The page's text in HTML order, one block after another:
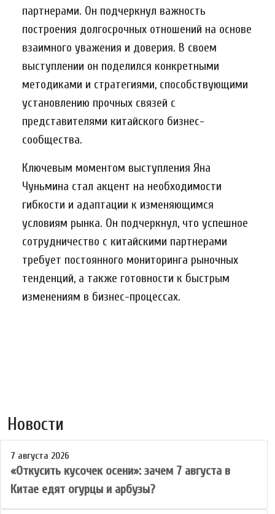
партнерами. Он подчеркнул важность
построения долгосрочных отношений на основе
взаимного уважения и доверия. В своем
выступлении он поделился конкретными
методиками и стратегиями, способствующими
установлению прочных связей с
представителями китайского бизнес-
сообщества.
Ключевым моментом выступления Яна
Чуньмина стал акцент на необходимости
гибкости и адаптации к изменяющимся
условиям рынка. Он подчеркнул, что успешное
сотрудничество с китайскими партнерами
требует постоянного мониторинга рыночных
тенденций, а также готовности к быстрым
изменениям в бизнес-процессах.
Новости
7 августа 2026
«Откусить кусочек осени»: зачем 7 августа в
Китае едят огурцы и арбузы?